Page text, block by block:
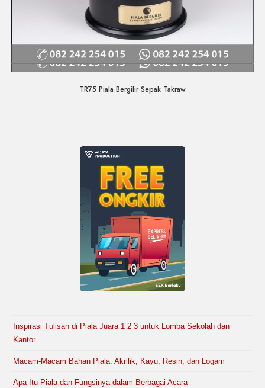
Quick View
TR75 Piala Bergilir Sepak Takraw
Inspirasi Tulisan di Piala Juara 1 2 3 untuk Lomba Sekolah dan
Kantor
Macam-Macam Bahan Piala: Akrilik, Kayu, Resin, dan Logam
Apa Itu Piala dan Fungsinya dalam Berbagai Acara